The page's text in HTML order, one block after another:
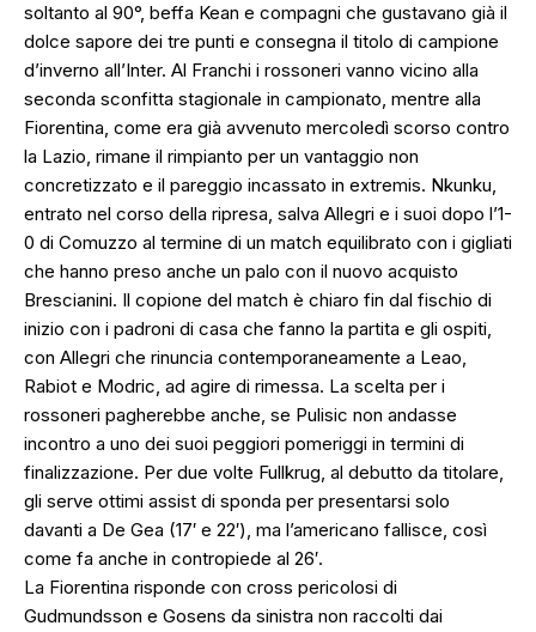
soltanto al 90°, beffa Kean e compagni che gustavano già il
dolce sapore dei tre punti e consegna il titolo di campione
d’inverno all’Inter. Al Franchi i rossoneri vanno vicino alla
seconda sconfitta stagionale in campionato, mentre alla
Fiorentina, come era già avvenuto mercoledì scorso contro
la Lazio, rimane il rimpianto per un vantaggio non
concretizzato e il pareggio incassato in extremis. Nkunku,
entrato nel corso della ripresa, salva Allegri e i suoi dopo l’1-
0 di Comuzzo al termine di un match equilibrato con i gigliati
che hanno preso anche un palo con il nuovo acquisto
Brescianini. Il copione del match è chiaro fin dal fischio di
inizio con i padroni di casa che fanno la partita e gli ospiti,
con Allegri che rinuncia contemporaneamente a Leao,
Rabiot e Modric, ad agire di rimessa. La scelta per i
rossoneri pagherebbe anche, se Pulisic non andasse
incontro a uno dei suoi peggiori pomeriggi in termini di
finalizzazione. Per due volte Fullkrug, al debutto da titolare,
gli serve ottimi assist di sponda per presentarsi solo
davanti a De Gea (17′ e 22′), ma l’americano fallisce, così
come fa anche in contropiede al 26′.
La Fiorentina risponde con cross pericolosi di
Gudmundsson e Gosens da sinistra non raccolti dai